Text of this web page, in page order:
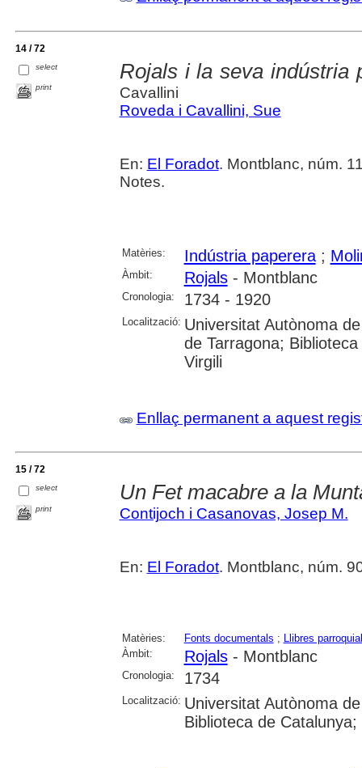
14 / 72
select
print
Rojals i la seva indústria
Cavallini
Roveda i Cavallini, Sue
En: El Foradot. Montblanc, núm.
Notes.
Matèries: Indústria paperera;
Àmbit: Rojals- Montblanc
Cronologia: 1734 - 1920
Localització: Universitat Autònoma
de Tarragona;
Virgili
Enllaç permanent a aquest
15 / 72
select
print
Un Fet macabre a la
Contijoch i Casanovas, Josep M.
En: El Foradot. Montblanc, núm.
Matèries: Fonts documentals ; Llibres
Àmbit:
Rojals- Montblanc
Cronologia: 1734
Localització: Universitat Autònoma
Biblioteca de